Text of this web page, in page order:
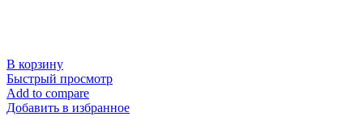
В корзину
Быстрый просмотр
Add to compare
Добавить в избранное